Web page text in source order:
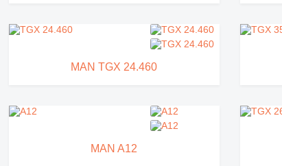
MAN TGX 24.460
MAN A12